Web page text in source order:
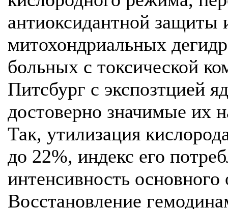
антиоксидантной защиты
митохондриальных
больных с токсической
Питсбург с экспозтцией
достоверно значимые их
Так, утилизация
до 22%, индекс его
интенсивность
Восстановление